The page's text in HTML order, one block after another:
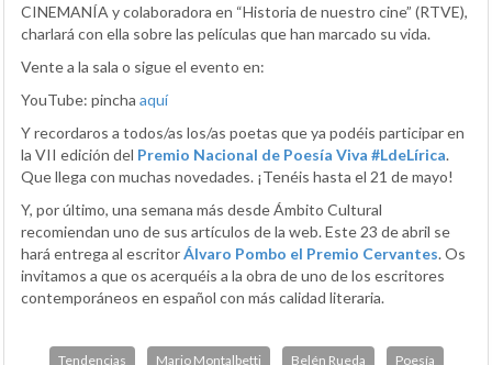
CINEMANÍA y colaboradora en “Historia de nuestro cine” (RTVE),
charlará con ella sobre las películas que han marcado su vida.
Vente a la sala o sigue el evento en:
YouTube: pincha aquí
Y recordaros a todos/as los/as poetas que ya podéis participar en
la VII edición del Premio Nacional de Poesía Viva #LdeLírica.
Que llega con muchas novedades. ¡Tenéis hasta el 21 de mayo!
Y, por último, una semana más desde Ámbito Cultural
recomiendan uno de sus artículos de la web. Este 23 de abril se
hará entrega al escritorÁlvaro Pombo el Premio Cervantes. Os
invitamos a que os acerquéis a la obra de uno de los escritores
contemporáneos en español con más calidad literaria.
Tendencias Mario Montalbetti Belén Rueda Poesía